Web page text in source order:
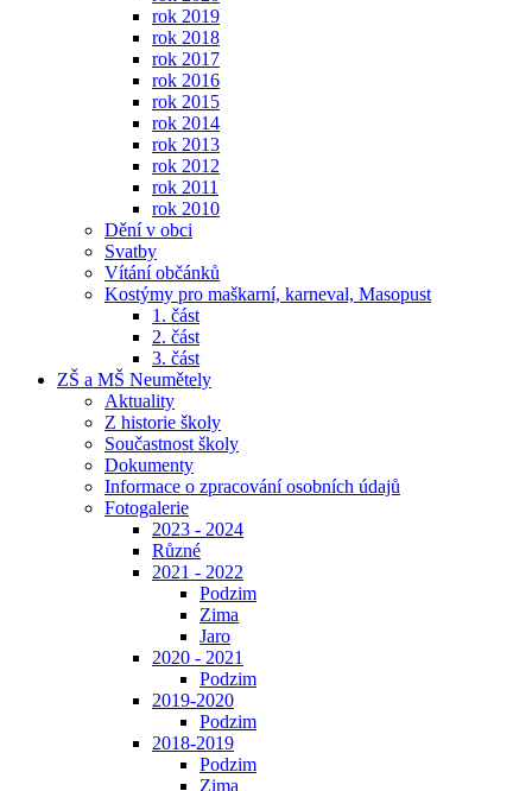
rok 2019
rok 2018
rok 2017
rok 2016
rok 2015
rok 2014
rok 2013
rok 2012
rok 2011
rok 2010
Dění v obci
Svatby
Vítání občánků
Kostýmy pro maškarní, karneval, Masopust
1. část
2. část
3. část
ZŠ a MŠ Neumětely
Aktuality
Z historie školy
Součastnost školy
Dokumenty
Informace o zpracování osobních údajů
Fotogalerie
2023 - 2024
Různé
2021 - 2022
Podzim
Zima
Jaro
2020 - 2021
Podzim
2019-2020
Podzim
2018-2019
Podzim
Zima